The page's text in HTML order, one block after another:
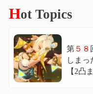
Hot Topics
第５８
しまっ
【2凸